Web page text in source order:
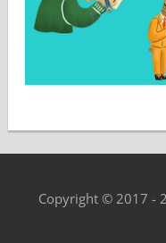
Copyright © 2017 -